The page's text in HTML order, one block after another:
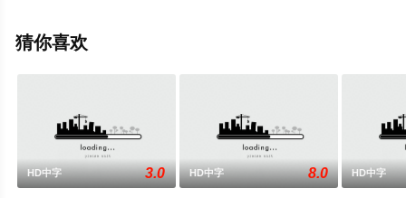
纳,Emma,Hoover,Mason,Miller,瑞安·马奇,Kelly,Cole,Phy等
猜你喜欢
HD中字 3.0 HD中字 8.0 HD中字